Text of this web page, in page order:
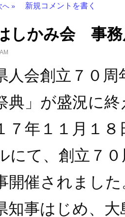
へ » 新規コメントを書く
しかみ会 事務
人会創立７０周
典」が盛況に
７年１１月１
にて、創立７
開催されました
知事はじめ、